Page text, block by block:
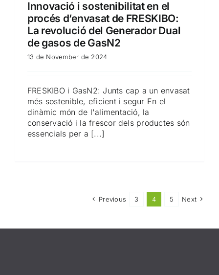
Innovació i sostenibilitat en el
procés d’envasat de FRESKIBO:
La revolució del Generador Dual
de gasos de GasN2
13 de November de 2024
FRESKIBO i GasN2: Junts cap a un envasat
més sostenible, eficient i segur En el
dinàmic món de l'alimentació, la
conservació i la frescor dels productes són
essencials per a [...]
Previous 3 4 5 Next